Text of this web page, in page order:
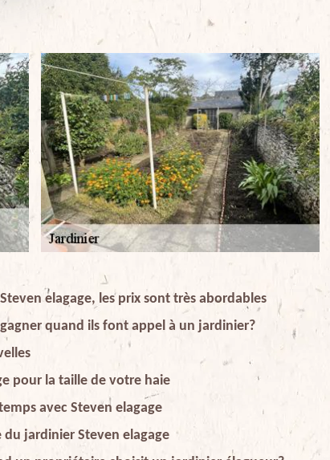
elagage, les prix sont très abordables
quand ils font appel à un jardinier?
pour la taille de votre haie
avec Steven elagage
jardinier Steven elagage